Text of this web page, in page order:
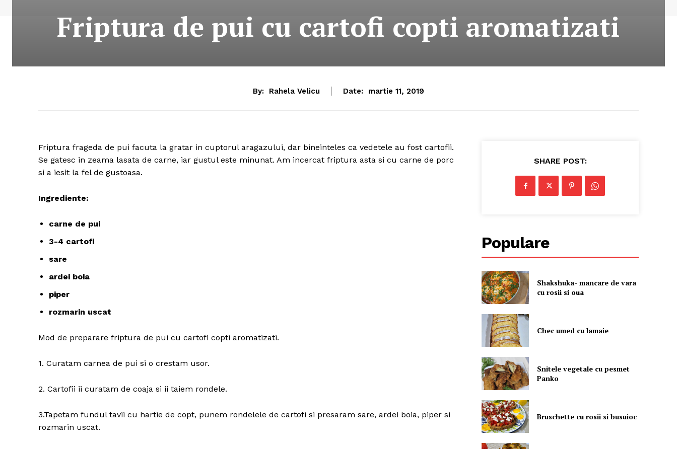
Friptura de pui cu cartofi copti aromatizati
By: Rahela Velicu Date: martie 11, 2019
Friptura frageda de pui facuta la gratar in cuptorul aragazului, dar bineinteles ca vedetele au fost cartofii.
Se gatesc in zeama lasata de carne, iar gustul este minunat. Am incercat friptura asta si cu carne de porc
si a iesit la fel de gustoasa.
Ingrediente:
carne de pui
3-4 cartofi
sare
ardei boia
piper
rozmarin uscat
Mod de preparare friptura de pui cu cartofi copti aromatizati.
1. Curatam carnea de pui si o crestam usor.
2. Cartofii ii curatam de coaja si ii taiem rondele.
3.Tapetam fundul tavii cu hartie de copt, punem rondelele de cartofi si presaram sare, ardei boia, piper si
rozmarin uscat.
SHARE POST:
Populare
Shakshuka- mancare de vara
cu rosii si oua
Chec umed cu lamaie
Snitele vegetale cu pesmet
Panko
Bruschette cu rosii si busuioc